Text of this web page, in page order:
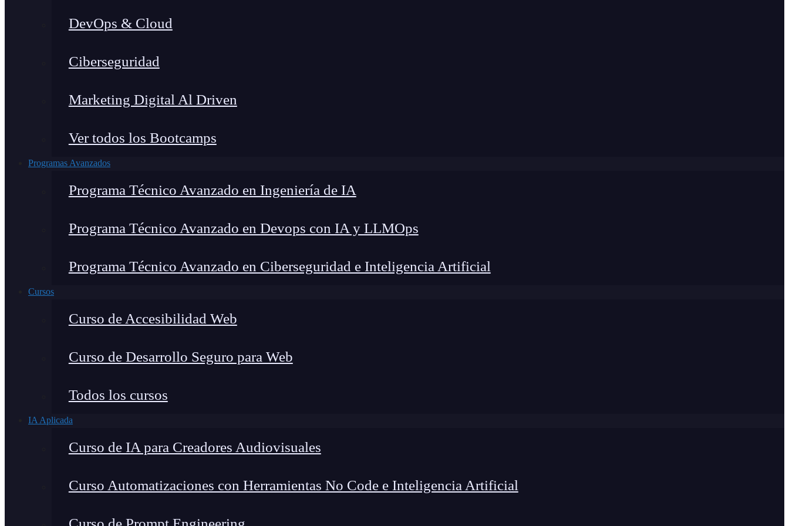
DevOps & Cloud
Ciberseguridad
Marketing Digital Al Driven
Ver todos los Bootcamps
Programas Avanzados
Programa Técnico Avanzado en Ingeniería de IA
Programa Técnico Avanzado en Devops con IA y LLMOps
Programa Técnico Avanzado en Ciberseguridad e Inteligencia Artificial
Cursos
Curso de Accesibilidad Web
Curso de Desarrollo Seguro para Web
Todos los cursos
IA Aplicada
Curso de IA para Creadores Audiovisuales
Curso Automatizaciones con Herramientas No Code e Inteligencia Artificial